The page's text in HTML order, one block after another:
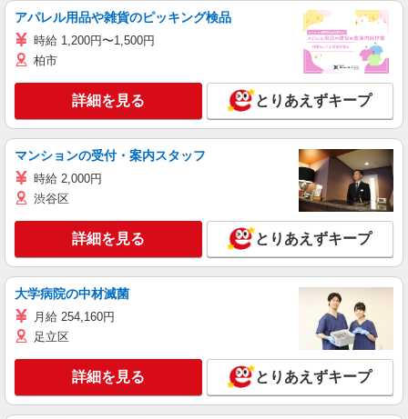
アパレル用品や雑貨のピッキング検品
時給 1,200円〜1,500円
柏市
詳細を見る とりあえずキープ
マンションの受付・案内スタッフ
時給 2,000円
渋谷区
詳細を見る とりあえずキープ
大学病院の中材滅菌
月給 254,160円
足立区
詳細を見る とりあえずキープ